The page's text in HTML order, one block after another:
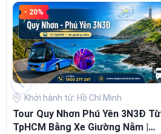
- 20%
Khởi hành từ: Hồ Chí Minh
Tour Quy Nhơn Phú Yên 3N3Đ Từ
TpHCM Bằng Xe Giường Nằm |